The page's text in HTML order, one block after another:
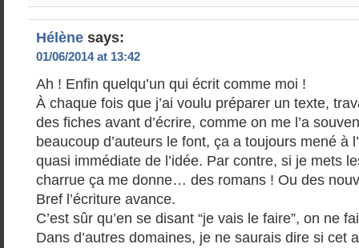
Hélène says:
01/06/2014 at 13:42
Ah ! Enfin quelqu’un qui écrit comme moi !
À chaque fois que j’ai voulu préparer un texte,
des fiches avant d’écrire, comme on me l’a
beaucoup d’auteurs le font, ça a toujours mené à
quasi immédiate de l’idée. Par contre, si je mets
charrue ça me donne… des romans ! Ou des
Bref l’écriture avance.
C’est sûr qu’en se disant “je vais le faire”, on ne
Dans d’autres domaines, je ne saurais dire si cet